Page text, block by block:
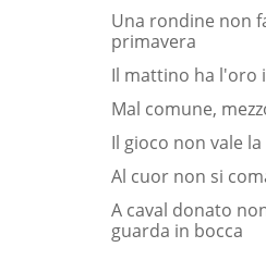
Una rondine non
primavera
Il mattino ha l'oro
Mal comune,
Il gioco non vale
Al cuor non si
A caval donato
guarda in bocca